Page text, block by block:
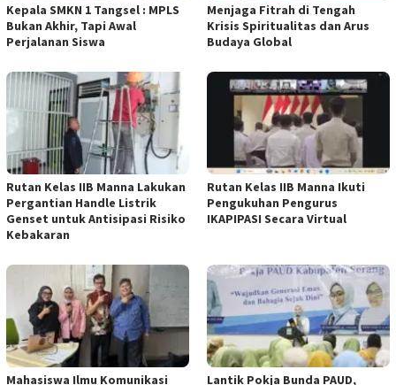
Kepala SMKN 1 Tangsel : MPLS
Bukan Akhir, Tapi Awal
Perjalanan Siswa
Menjaga Fitrah di Tengah
Krisis Spiritualitas dan Arus
Budaya Global
Rutan Kelas IIB Manna Lakukan
Pergantian Handle Listrik
Genset untuk Antisipasi Risiko
Kebakaran
Rutan Kelas IIB Manna Ikuti
Pengukuhan Pengurus
IKAPIPASI Secara Virtual
Mahasiswa Ilmu Komunikasi Lantik Pokja Bunda PAUD,